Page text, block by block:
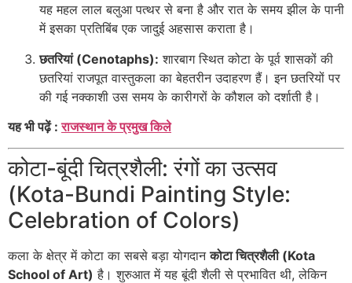
यह महल लाल बलुआ पत्थर से बना है और रात के समय झील के पानी
में इसका प्रतिबिंब एक जादुई अहसास कराता है।
छतरियां (Cenotaphs): शारबाग स्थित कोटा के पूर्व शासकों की
छतरियां राजपूत वास्तुकला का बेहतरीन उदाहरण हैं। इन छतरियों पर
की गई नक्काशी उस समय के कारीगरों के कौशल को दर्शाती है।
यह भी पढ़ें :राजस्थान के प्रमुख किले
कोटा-बूंदी चित्रशैली: रंगों का उत्सव
(Kota-Bundi Painting Style:
Celebration of Colors)
कला के क्षेत्र में कोटा का सबसे बड़ा योगदानकोटा चित्रशैली (Kota
School of Art) है। शुरुआत में यह बूंदी शैली से प्रभावित थी, लेकिन